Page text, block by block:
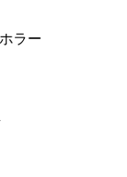
ラー